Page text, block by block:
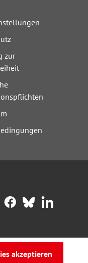
zur
akzeptieren